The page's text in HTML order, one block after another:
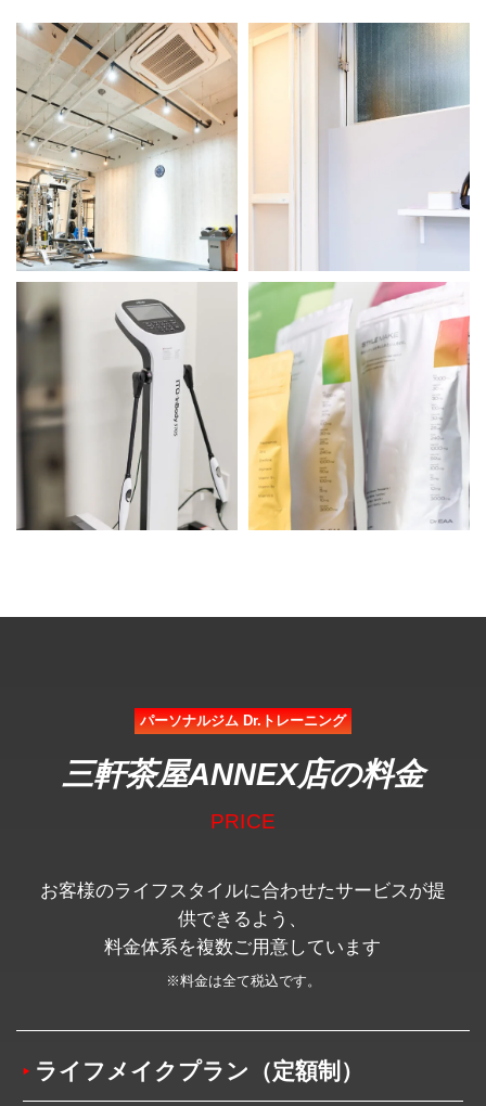
パーソナルジム Dr.トレーニング
三軒茶屋ANNEX店の料金
PRICE
お客様のライフスタイルに合わせたサービスが提
供できるよう、
料金体系を複数ご用意しています
※料金は全て税込です。
ライフメイクプラン（定額制）